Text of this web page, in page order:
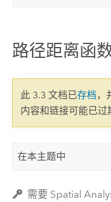
路径距离函
此 3.3 文档已存档，
内容和链接可能已过
在本主题中
需要 Spatial